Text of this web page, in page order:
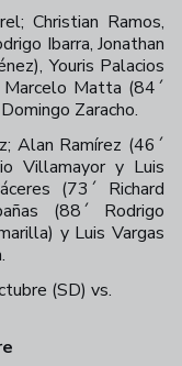
Christian Ramos,
Ibarra, Jonathan
Youris Palacios
Marcelo Matta (84´
Domingo Zaracho.
Alan Ramírez (46´
Villamayor y Luis
(73´ Richard
(88´ Rodrigo
y Luis Vargas
(SD) vs.